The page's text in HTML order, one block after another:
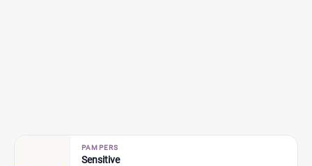
PAMPERS
Sensitive